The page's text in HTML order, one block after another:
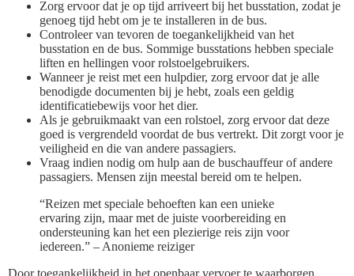
Zorg ervoor dat je op tijd arriveert bij het busstation, zodat je
genoeg tijd hebt om je te installeren in de bus.
Controleer van tevoren de toegankelijkheid van het
busstation en de bus. Sommige busstations hebben speciale
liften en hellingen voor rolstoelgebruikers.
Wanneer je reist met een hulpdier, zorg ervoor dat je alle
benodigde documenten bij je hebt, zoals een geldig
identificatiebewijs voor het dier.
Als je gebruikmaakt van een rolstoel, zorg ervoor dat deze
goed is vergrendeld voordat de bus vertrekt. Dit zorgt voor je
veiligheid en die van andere passagiers.
Vraag indien nodig om hulp aan de buschauffeur of andere
passagiers. Mensen zijn meestal bereid om te helpen.
“Reizen met speciale behoeften kan een unieke
ervaring zijn, maar met de juiste voorbereiding en
ondersteuning kan het een plezierige reis zijn voor
iedereen.” – Anonieme reiziger